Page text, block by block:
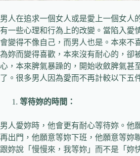
男人在追求一個女人或是愛上一個女人
有一些心理和行為上的改變。當陷入愛
會變得不像自己，而男人也是。本來不
為妳而變得喜歡，本來沒有耐心的，卻
心，本來脾氣暴躁的，開始收斂脾氣甚
了。很多男人因為愛而不再計較以下五
等待妳的時間：
男人愛妳時，他會更有耐心等待妳。他
再出門，他願意等妳下班，他願意等妳
跟妳說「慢慢來，我等妳」而不是「妳